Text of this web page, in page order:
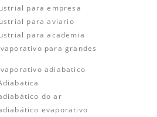
para empresa
para aviario
para academia
para grandes
adiabatico
do ar
evaporativo